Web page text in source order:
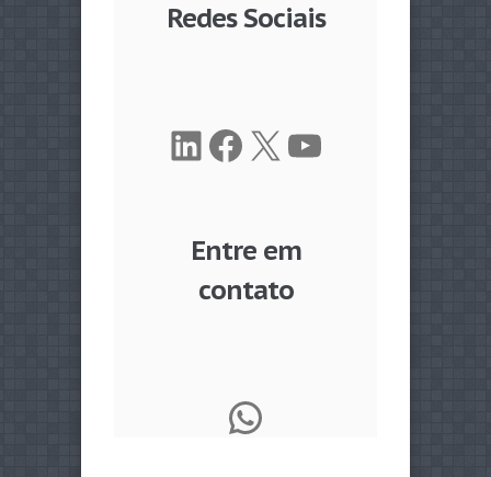
Redes Sociais
LinkedIn
Facebook
X Youtube
Entre em
contato
WhatsApp